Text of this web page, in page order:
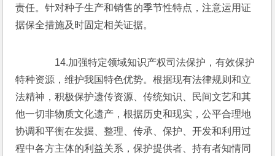
责任。针对种子生产和销售的季节性特点，注意运用证
据保全措施及时固定相关证据。
14.加强特定领域知识产权司法保护，有效保护
特种资源，维护我国特色优势。根据现有法律规则和立
法精神，积极保护遗传资源、传统知识、民间文艺和其
他一切非物质文化遗产，根据历史和现实，公平合理地
协调和平衡在发掘、整理、传承、保护、开发和利用过
程中各方主体的利益关系，保护提供者、持有者知情同